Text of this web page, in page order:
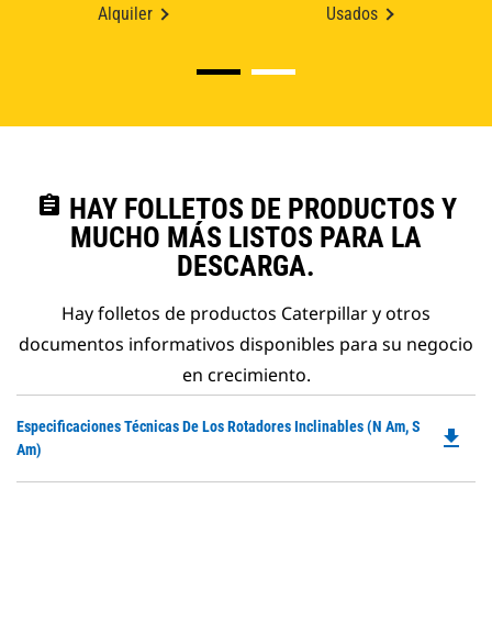
Alquiler
Usados
assignment HAY FOLLETOS DE PRODUCTOS Y
MUCHO MÁS LISTOS PARA LA
DESCARGA.
Hay folletos de productos Caterpillar y otros
documentos informativos disponibles para su negocio
en crecimiento.
Especificaciones Técnicas De Los Rotadores Inclinables (N Am, S
Am)
file_download